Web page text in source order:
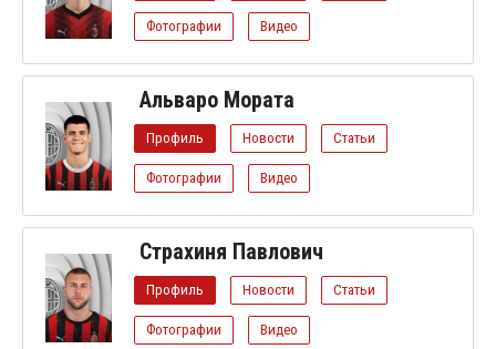
Фотографии Видео
Альваро Мората
Профиль Новости Статьи
Фотографии Видео
Страхиня Павлович
Профиль Новости Статьи
Фотографии Видео